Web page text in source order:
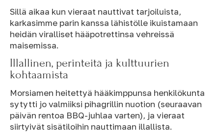
Sillä aikaa kun vieraat nauttivat tarjoiluista,
karkasimme parin kanssa lähistölle ikuistamaan
heidän viralliset hääpotrettinsa vehreissä
maisemissa.
Illallinen, perinteitä ja kulttuurien
kohtaamista
Morsiamen heitettyä hääkimppunsa henkilökunta
sytytti jo valmiiksi pihagrillin nuotion (seuraavan
päivän rentoa BBQ-juhlaa varten), ja vieraat
siirtyivät sisätiloihin nauttimaan illallista.